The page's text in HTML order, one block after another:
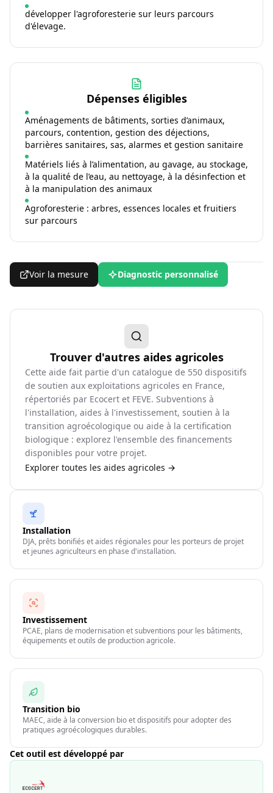
développer l'agroforesterie sur leurs parcours
d'élevage.
Dépenses éligibles
Aménagements de bâtiments, sorties d’animaux,
parcours, contention, gestion des déjections,
barrières sanitaires, sas, alarmes et gestion sanitaire
Matériels liés à l’alimentation, au gavage, au stockage,
à la qualité de l’eau, au nettoyage, à la désinfection et
à la manipulation des animaux
Agroforesterie : arbres, essences locales et fruitiers
sur parcours
Voir la mesure Diagnostic personnalisé
Trouver d'autres aides agricoles
Cette aide fait partie d'un catalogue de 550 dispositifs
de soutien aux exploitations agricoles en France,
répertoriés par Ecocert et FEVE. Subventions à
l'installation, aides à l'investissement, soutien à la
transition agroécologique ou aide à la certification
biologique : explorez l'ensemble des financements
disponibles pour votre projet.
Explorer toutes les aides agricoles →
Installation
DJA, prêts bonifiés et aides régionales pour les porteurs de projet
et jeunes agriculteurs en phase d'installation.
Investissement
PCAE, plans de modernisation et subventions pour les bâtiments,
équipements et outils de production agricole.
Transition bio
MAEC, aide à la conversion bio et dispositifs pour adopter des
pratiques agroécologiques durables.
Cet outil est développé par